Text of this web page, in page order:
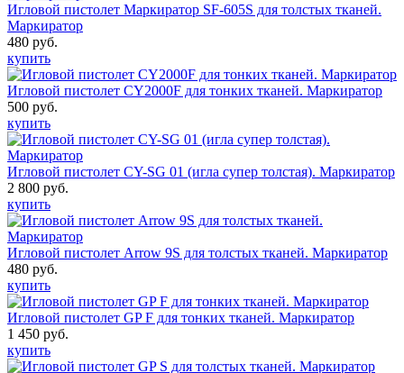
Игловой пистолет Маркиратор SF-605S для толстых тканей.
Маркиратор
480 руб.
купить
Игловой пистолет CY2000F для тонких тканей. Маркиратор
500 руб.
купить
Игловой пистолет CY-SG 01 (игла супер толстая). Маркиратор
2 800 руб.
купить
Игловой пистолет Arrow 9S для толстых тканей. Маркиратор
480 руб.
купить
Игловой пистолет GP F для тонких тканей. Маркиратор
1 450 руб.
купить